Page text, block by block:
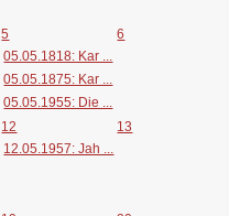
5
05.05.1818: Kar ...
05.05.1875: Kar ...
05.05.1955: Die ...
6
12
12.05.1957: Jah ...
13